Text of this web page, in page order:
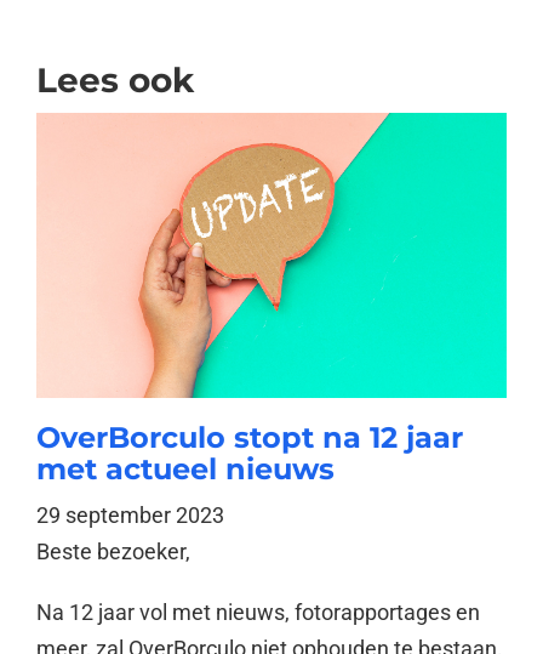
Lees ook
OverBorculo stopt na 12 jaar
met actueel nieuws
29 september 2023
Beste bezoeker,
Na 12 jaar vol met nieuws, fotorapportages en
meer, zal OverBorculo niet ophouden te bestaan.